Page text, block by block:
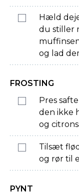
Hæld
du stiller
og lad
FROSTING
Pres
den ikke
og
Tilsæt
og rør til
PYNT